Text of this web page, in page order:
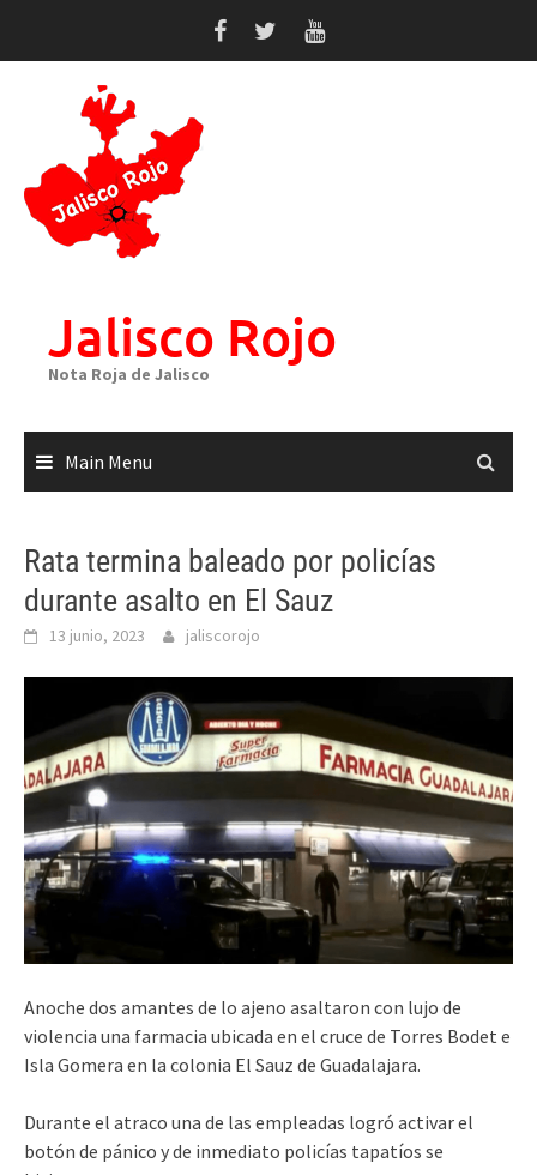
Jalisco Rojo
Nota Roja de Jalisco
Main Menu
Rata termina baleado por policías
durante asalto en El Sauz
13 junio, 2023 jaliscorojo
Anoche dos amantes de lo ajeno asaltaron con lujo de
violencia una farmacia ubicada en el cruce de Torres Bodet e
Isla Gomera en la colonia El Sauz de Guadalajara.
Durante el atraco una de las empleadas logró activar el
botón de pánico y de inmediato policías tapatíos se